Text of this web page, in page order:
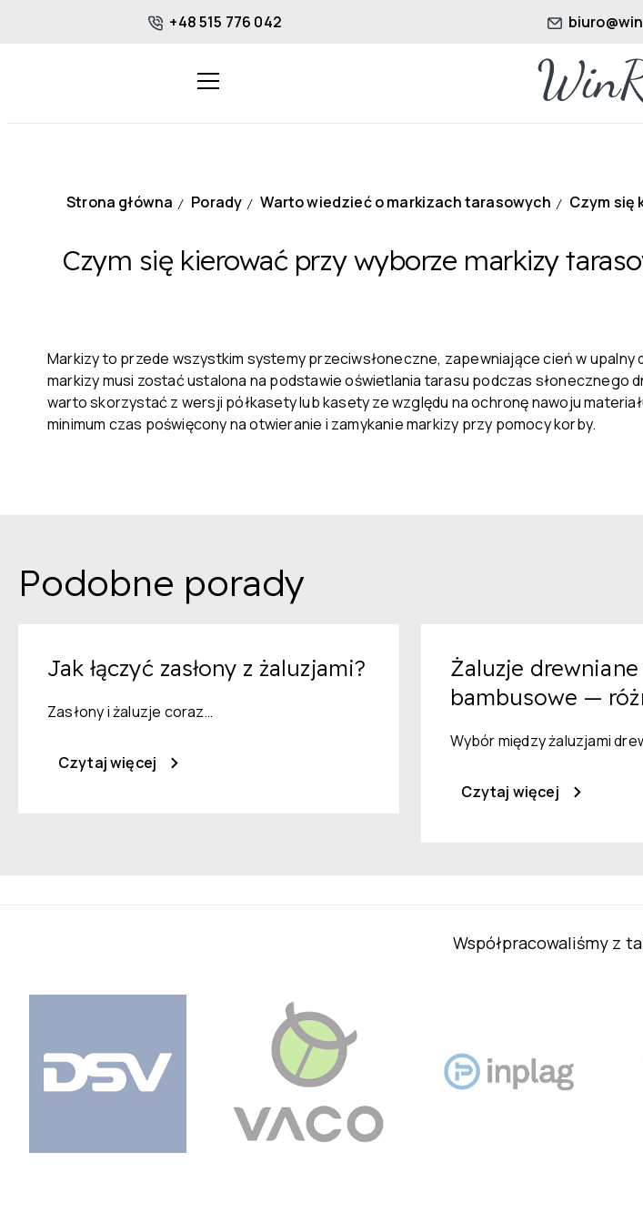
+48 515 776 042
Strona główna / Porady / Warto wiedzieć o markizach tarasowych / Czym się
Czym się kierować przy wyborze markizy
Markizy to przede wszystkim systemy przeciwsłoneczne, zapewniające cień w
markizy musi zostać ustalona na podstawie oświetlania tarasu podczas słonecznego
warto skorzystać z wersji półkasety lub kasety ze względu na ochronę nawoju
minimum czas poświęcony na otwieranie i zamykanie markizy przy pomocy korby.
Podobne porady
Jak łączyć zasłony z żaluzjami?
Zasłony i żaluzje coraz…
Czytaj więcej
Żaluzje drewniane
bambusowe —
Wybór między żaluzjami
Czytaj więcej
Współpracowaliśmy z